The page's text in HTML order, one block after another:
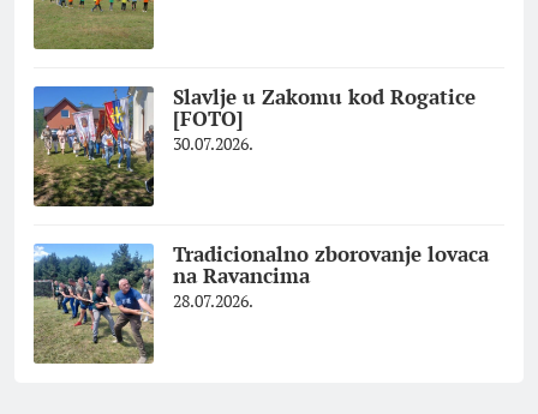
Slavlje u Zakomu kod Rogatice
[FOTO]
30.07.2026.
Tradicionalno zborovanje lovaca
na Ravancima
28.07.2026.